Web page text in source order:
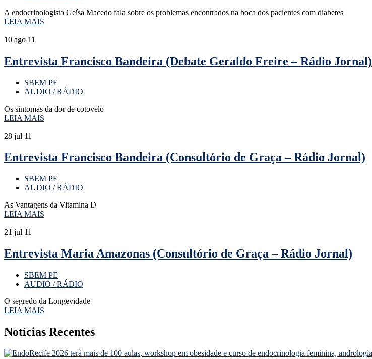
A endocrinologista Geísa Macedo fala sobre os problemas encontrados na boca dos pacientes com diabetes
LEIA MAIS
10 ago 11
Entrevista Francisco Bandeira (Debate Geraldo Freire – Rádio Jornal)
SBEM PE
AUDIO / RÁDIO
Os sintomas da dor de cotovelo
LEIA MAIS
28 jul 11
Entrevista Francisco Bandeira (Consultório de Graça – Rádio Jornal)
SBEM PE
AUDIO / RÁDIO
As Vantagens da Vitamina D
LEIA MAIS
21 jul 11
Entrevista Maria Amazonas (Consultório de Graça – Rádio Jornal)
SBEM PE
AUDIO / RÁDIO
O segredo da Longevidade
LEIA MAIS
Notícias Recentes